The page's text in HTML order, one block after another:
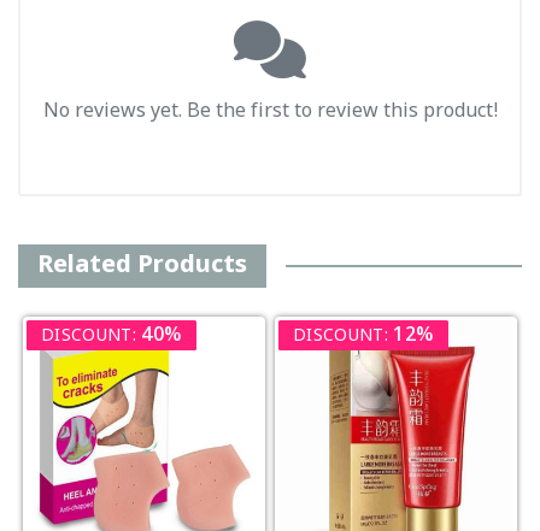
No reviews yet. Be the first to review this product!
Related Products
DISCOUNT: 40% DISCOUNT: 12%